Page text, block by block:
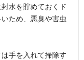
水を貯めておくド
ため、悪臭や害虫
手を入れて掃除す